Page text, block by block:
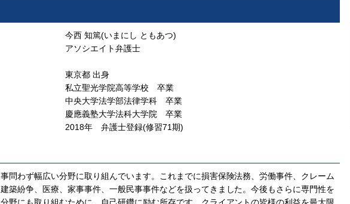
今西 知篤(いまにし ともあつ)
アソシエイト弁護士
東京都 出身
私立聖光学院高等学校 卒業
中央大学法学部法律学科 卒業
慶應義塾大学法科大学院 卒業
2018年 弁護士登録(修習71期)
問わず幅広い分野に取り組んでいます。これまでに損害保険法務、労働事件、クレーム
築紛争、医療、家事事件、一般民事事件などを扱ってきました。今後もさらに専門性を